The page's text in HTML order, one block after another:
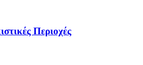
Περιοχές